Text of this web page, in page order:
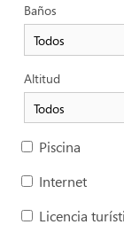
Baños
Altitud
Piscina
Internet
Licencia